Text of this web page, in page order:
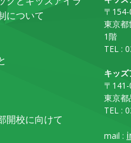
について
開校に向けて
〒
東京
1階
TEL :
キッ
〒141-
東京
TEL :
mail :